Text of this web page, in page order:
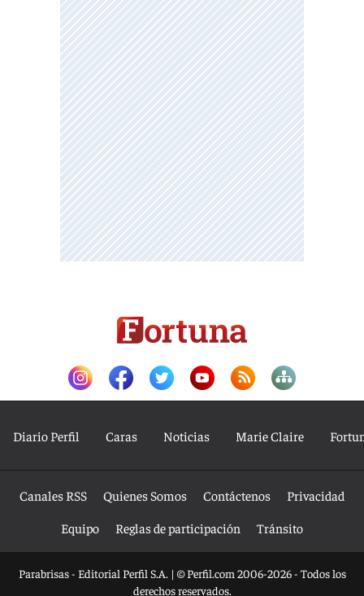
Diario Perfil Caras Noticias Marie Claire
Canales RSS Quienes Somos Contáctenos
Privacidad
Equipo
Reglas de participación Tránsito
Parabrisas - Editorial Perfil S.A. | © Perfil.com 2006-2026 - Todos los
derechos reservados.